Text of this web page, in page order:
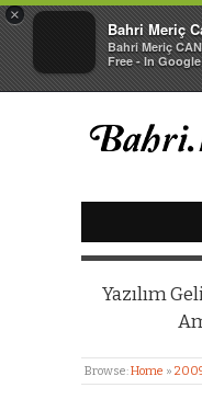
×
Bahri Meriç
Bahri Meriç
Free - In
BAHRI
Yazılım
Browse:Home »